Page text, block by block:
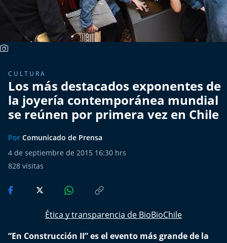
De Plato en Plato
Los Inestables
Tu Mereces Ser Feliz
Efemérides
Cultura y Espectáculos
Del Fin del Mundo
Deportes
Conexión Digital
La Ruta del Pulsar
CULTURA
Los más destacados exponentes de
la joyería contemporánea mundial
se reúnen por primera vez en Chile
Por Comunicado de Prensa
4 de septiembre de 2015 16:30 hrs
828 visitas
Ética y transparencia de BioBioChile
“En Construcción II” es el evento más grande de la